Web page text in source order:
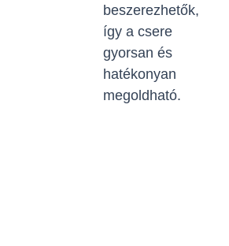
beszerezhetők,
így a csere
gyorsan és
hatékonyan
megoldható.